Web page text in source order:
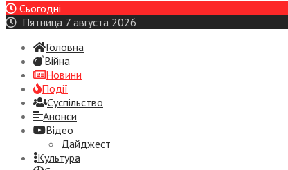
Сьогодні
Пятница 7 августа 2026
Головна
Війна
Новини
Події
Суспiльство
Анонси
Відео
Дайджест
Культура